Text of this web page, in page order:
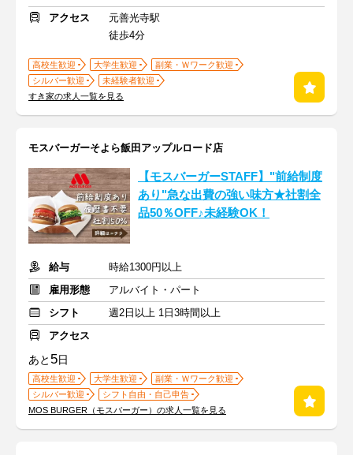
アクセス
元善光寺駅
徒歩4分
高校生歓迎 大学生歓迎
副業・Ｗワーク歓迎
シルバー歓迎
未経験者歓迎
すき家の求人一覧を見る
モスバーガーそよら飯田アップルロード店
【モスバーガーSTAFF】"前給制度
あり"急な出費の強い味方★社割全
品50％OFF♪未経験OK！
給与
時給1300円以上
雇用形態
アルバイト・パート
シフト
週2日以上 1日3時間以上
アクセス
あと 5日
高校生歓迎 大学生歓迎
副業・Ｗワーク歓迎
シルバー歓迎
シフト自由・自己申告
MOS BURGER（モスバーガー）の求人一覧を見る